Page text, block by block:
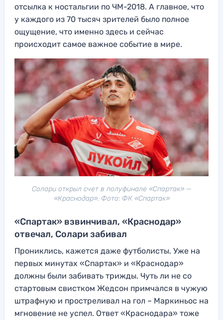
отсылка к ностальгии по ЧМ-2018. А главное, что
у каждого из 70 тысяч зрителей было полное
ощущение, что именно здесь и сейчас
происходит самое важное событие в мире.
Солари открыл счет в полуфинале «Спартак» —
«Краснодар». Фото: ФК «Спартак»
«Спартак» взвинчивал, «Краснодар»
отвечал, Солари забивал
Прониклись, кажется даже футболисты. Уже на
первых минутах «Спартак» и «Краснодар»
должны были забивать трижды. Чуть ли не со
стартовым свистком Жедсон примчался в чужую
штрафную и простреливал на гол – Маркиньос на
мгновение не успел. Ответ «Краснодара» тоже